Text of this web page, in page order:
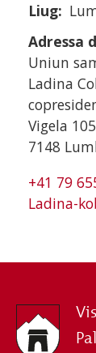
Liug
Adressa
Uniun
Ladina
Vigela
7148
+41 79
Ladina-